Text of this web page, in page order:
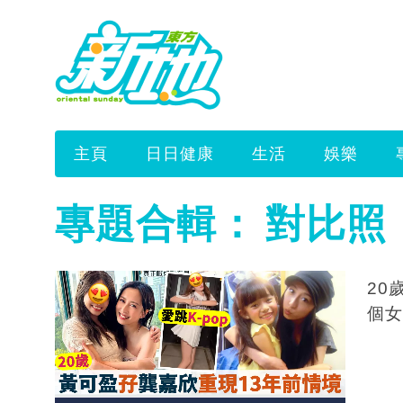
主頁 日日健康 生活 娛樂
專題合輯： 對比照
20歲
個